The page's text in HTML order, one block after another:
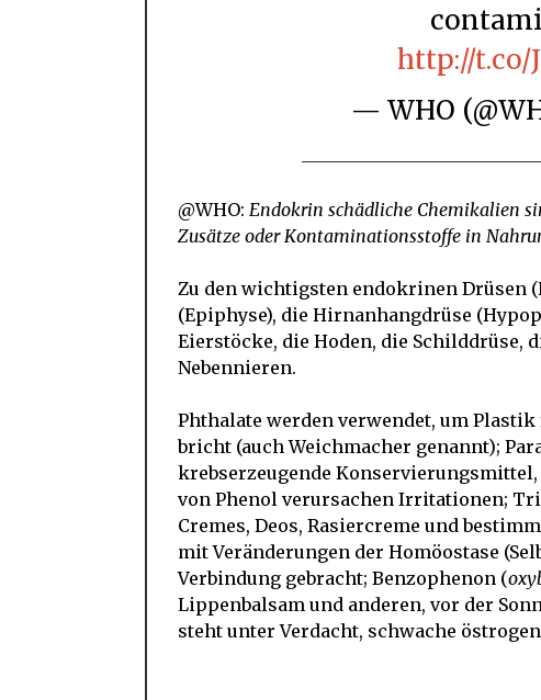
http://t.co/
— WHO
@WHO: Endokrin schädliche Chemikalien
Zusätze oder Kontaminationsstoffe in
Zu den wichtigsten endokrinen Drüsen
(Epiphyse), die Hirnanhangdrüse
Eierstöcke, die Hoden, die Schilddrüse,
Nebennieren.
Phthalate werden verwendet, um
bricht (auch Weichmacher genannt);
krebserzeugende
von Phenol verursachen Irritationen;
Cremes, Deos, Rasiercreme und
mit Veränderungen der Homöostase
Verbindung gebracht; Benzophenon (
Lippenbalsam und anderen, vor der
steht unter Verdacht, schwache